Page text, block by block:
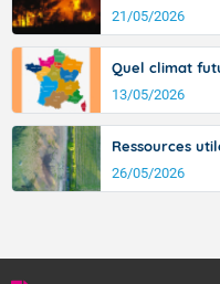
21/05/2026
Quel climat
13/05/2026
Ressources
26/05/2026